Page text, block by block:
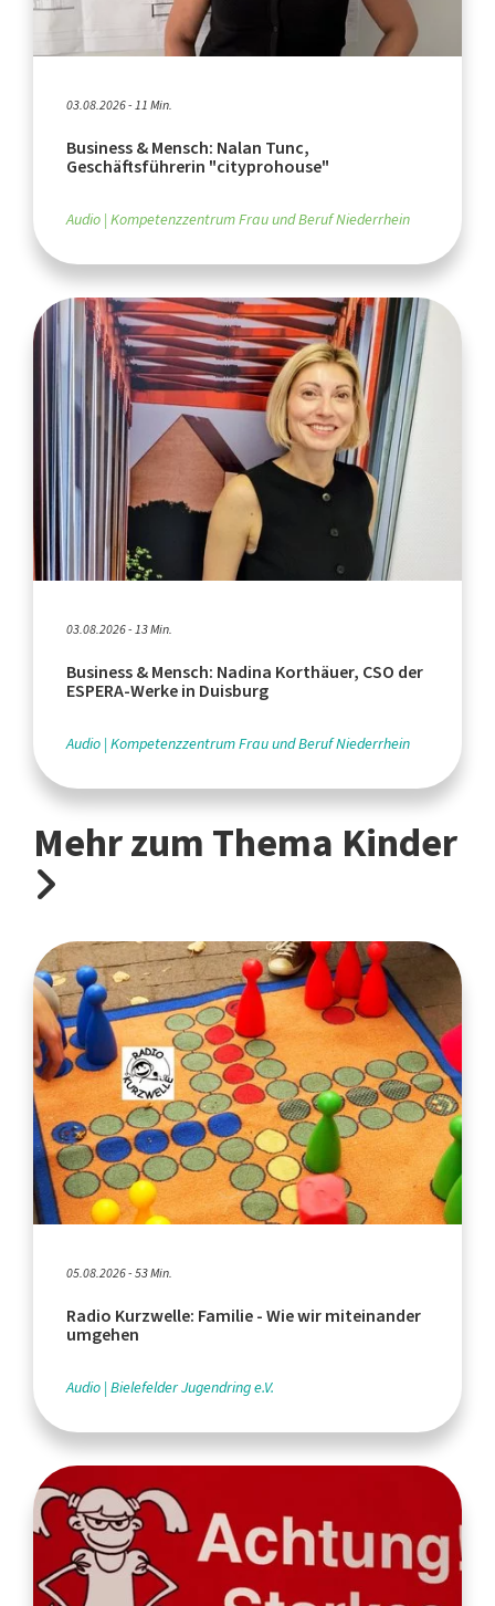
03.08.2026 - 11 Min.
Business & Mensch: Nalan Tunc,
Geschäftsführerin "cityprohouse"
Audio Kompetenzzentrum Frau und Beruf Niederrhein
03.08.2026 - 13 Min.
Business & Mensch: Nadina Korthäuer, CSO der
ESPERA-Werke in Duisburg
Audio Kompetenzzentrum Frau und Beruf Niederrhein
Mehr zum Thema Kinder
05.08.2026 - 53 Min.
Radio Kurzwelle: Familie - Wie wir miteinander
umgehen
Audio Bielefelder Jugendring e.V.